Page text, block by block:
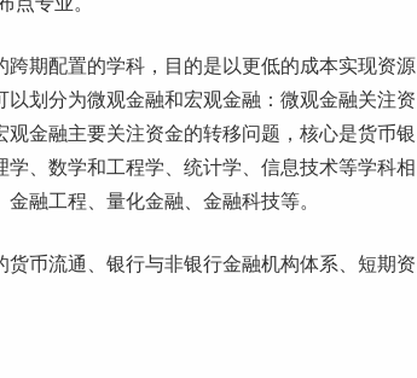
期配置的学科，目的是以更低的成本实现资源
划分为微观金融和宏观金融：微观金融关注资
金融主要关注资金的转移问题，核心是货币银
、数学和工程学、统计学、信息技术等学科相
融工程、量化金融、金融科技等。
币流通、银行与非银行金融机构体系、短期资